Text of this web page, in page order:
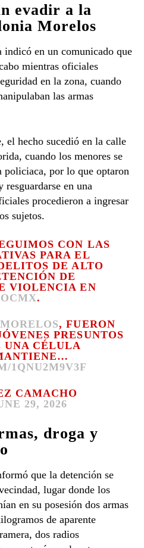
evadir a la
Morelos
indicó en un comunicado que
mientras oficiales
en la zona, cuando
las armas
el hecho sucedió en la calle
cuando los menores se
policiaca, por lo que optaron
en una
procedieron a ingresar
sujetos.
CON LAS
PARA EL
DE ALTO
DE
VIOLENCIA EN
.
, FUERON
PRESUNTOS
UNA CÉLULA
1QNU2M9V3F
CAMACHO
29, 2026
droga y
que la detención se
lugar donde los
en su posesión dos armas
de aparente
dos radios